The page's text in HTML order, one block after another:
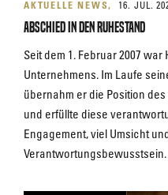
AKTUELLE NEWS 16. JUL.
Abschied in den Ruhestand
Seit dem 1. Februar 2007
Unternehmens. Im Laufe
übernahm er die Position
und erfüllte diese
Engagement, viel Umsicht
Verantwortungsbewusstsein.